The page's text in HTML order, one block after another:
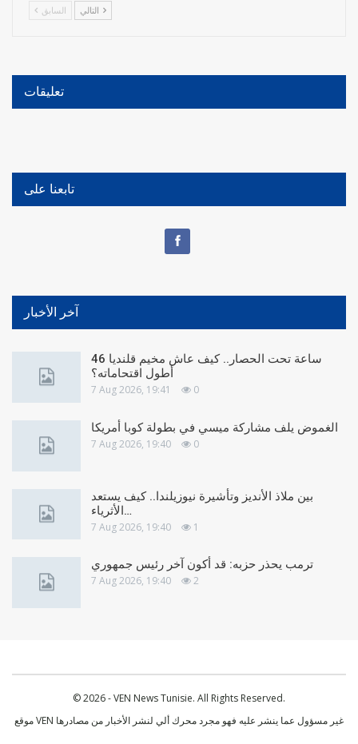
السابق
تعليقات
تابعنا على
آخر الأخبار
46 ساعة تحت الحصار.. كيف عاش مخيم قلنديا
أطول اقتحاماته؟
7 Aug 2026, 19:41 0
الغموض يلف مشاركة ميسي في بطولة كوبا أمريكا
7 Aug 2026, 19:40 0
بين ملاذ الأنديز وتأشيرة نيوزيلندا.. كيف يستعد
الأثرياء…
7 Aug 2026, 19:40 1
ترمب يحذر حزبه: قد أكون آخر رئيس جمهوري
7 Aug 2026, 19:40 2
© 2026 - VEN News Tunisie. All Rights Reserved.
موقع VEN غير مسؤول عما ينشر عليه فهو مجرد محرك ألي لنشر الأخبار من مصادرها